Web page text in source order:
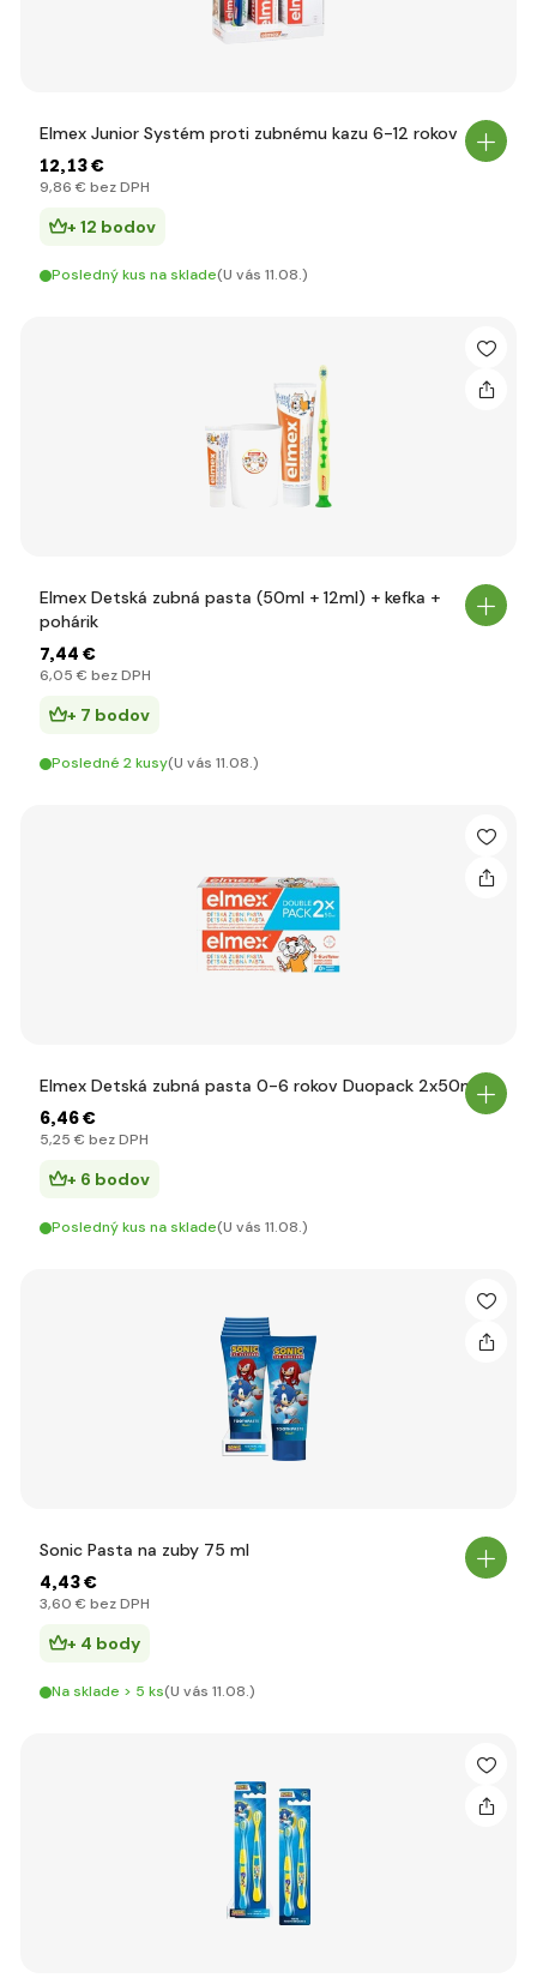
Elmex Junior Systém proti zubnému kazu 6-12 rokov
12,13 €
9,86 € bez DPH
+ 12 bodov
Posledný kus na sklade(U vás 11.08.)
Elmex Detská zubná pasta (50ml + 12ml) + kefka +
pohárik
7,44 €
6,05 € bez DPH
+ 7 bodov
Posledné 2 kusy(U vás 11.08.)
Elmex Detská zubná pasta 0-6 rokov Duopack 2x50ml
6,46 €
5,25 € bez DPH
+ 6 bodov
Posledný kus na sklade(U vás 11.08.)
Sonic Pasta na zuby 75 ml
4,43 €
3,60 € bez DPH
+ 4 body
Na sklade > 5 ks(U vás 11.08.)